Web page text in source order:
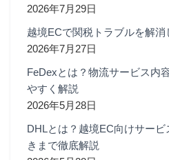
2026年7月29日
越境ECで関税トラブルを解消
2026年7月27日
FeDexとは？物流サービス内
やすく解説
2026年5月28日
DHLとは？越境EC向けサー
きまで徹底解説